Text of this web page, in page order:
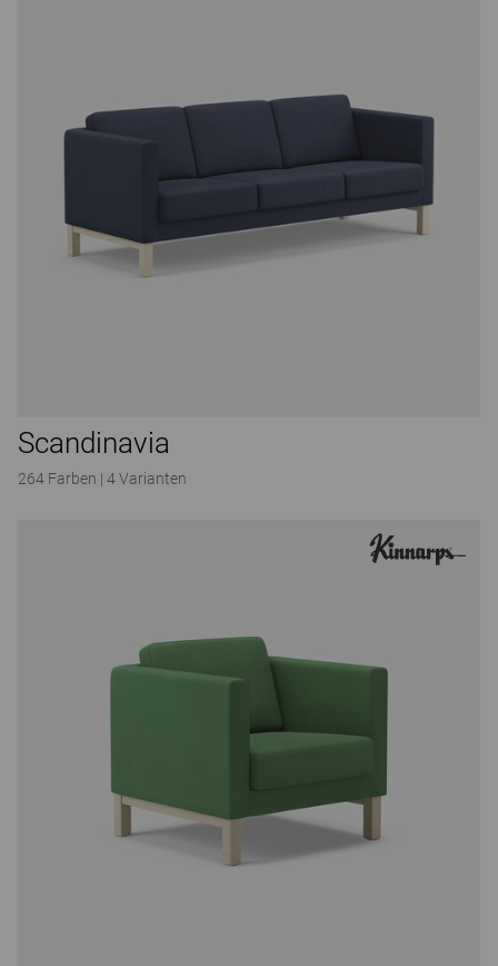
Scandinavia
264 Farben | 4 Varianten